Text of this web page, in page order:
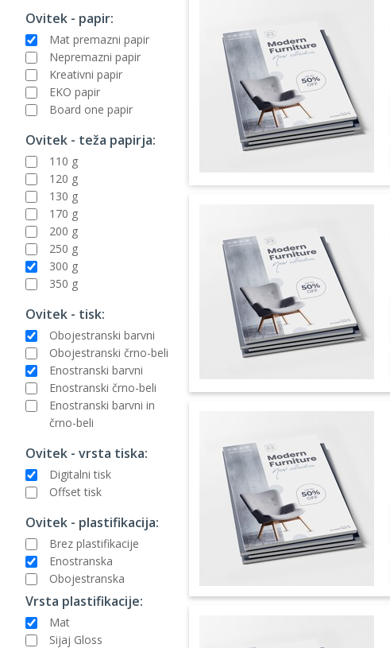
Ovitek - papir:
Mat premazni papir
Nepremazni papir
Kreativni papir
EKO papir
Board one papir
Ovitek - teža papirja:
110 g
120 g
130 g
170 g
200 g
250 g
300 g
350 g
Ovitek - tisk:
Obojestranski barvni
Obojestranski črno-beli
Enostranski barvni
Enostranski črno-beli
Enostranski barvni in
črno-beli
Ovitek - vrsta tiska:
Digitalni tisk
Offset tisk
Ovitek - plastifikacija:
Brez plastifikacije
Enostranska
Obojestranska
Vrsta plastifikacije:
Mat
Sijaj Gloss